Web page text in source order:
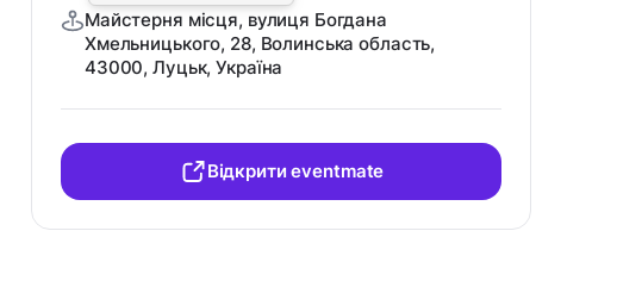
Майстерня місця, вулиця Богдана
Хмельницького, 28, Волинська область,
43000, Луцьк, Україна
Відкрити eventmate